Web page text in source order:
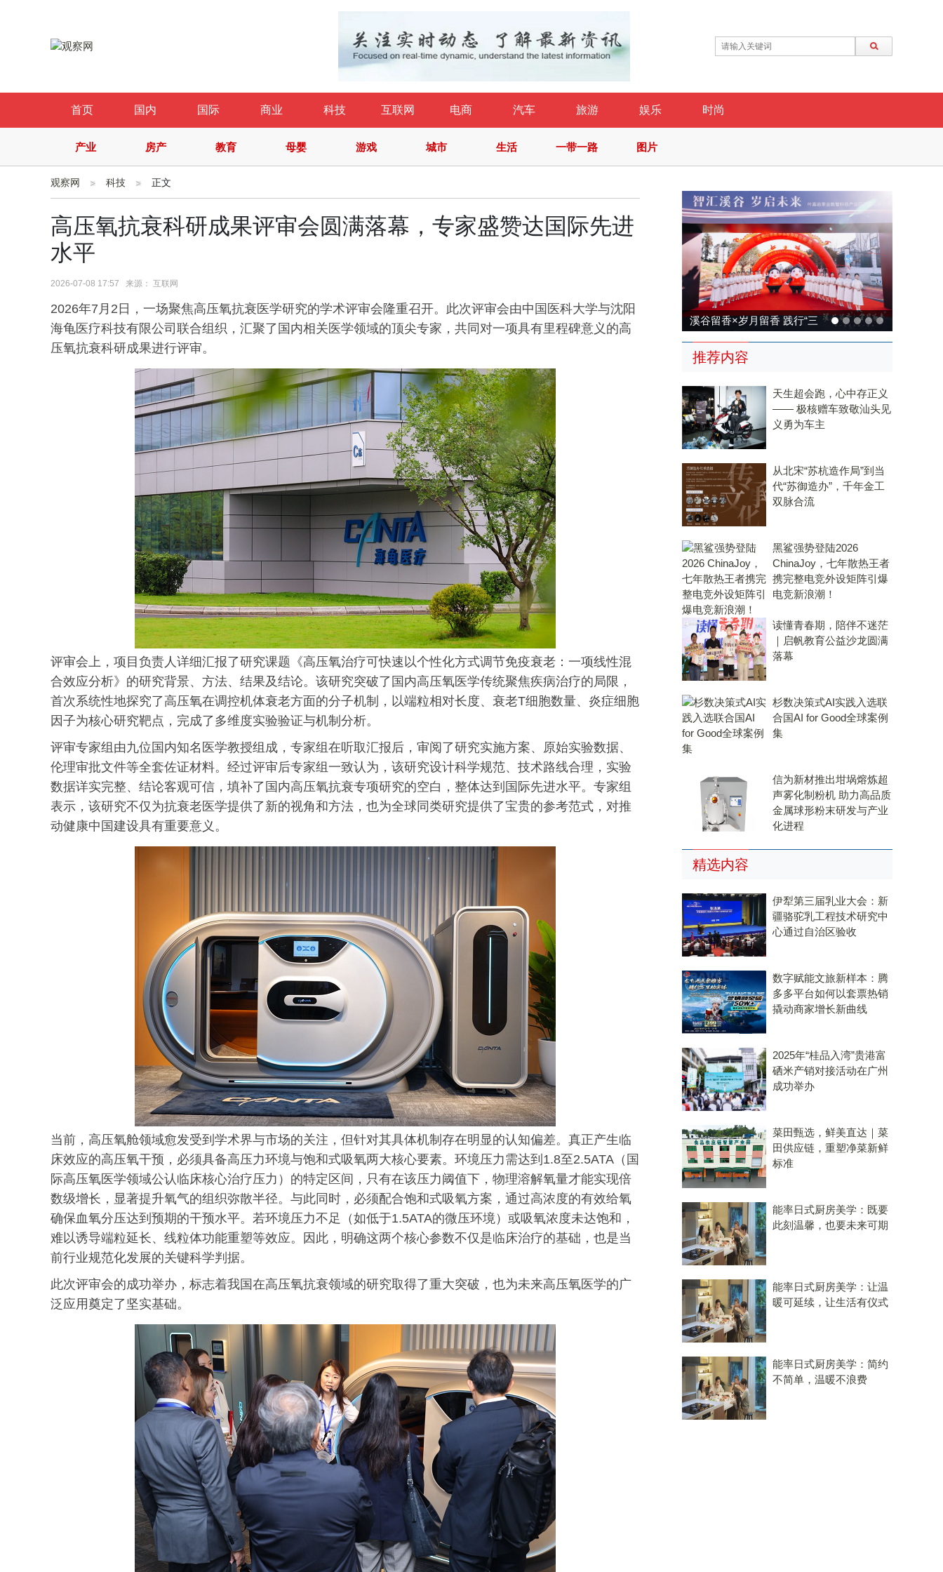
首页 国内 国际 商业 科技 互联网 电商 汽车 旅游 娱乐 时尚
产业 房产 教育 母婴 游戏 城市 生活 一带一路 图片
观察网 科技 正文
高压氧抗衰科研成果评审会圆满落幕，专家盛赞达国际先进
水平
2026-07-08 17:57 来源： 互联网
2026年7月2日，一场聚焦高压氧抗衰医学研究的学术评审会隆重召开。此次评审会由中国医科大学与沈阳
海龟医疗科技有限公司联合组织，汇聚了国内相关医学领域的顶尖专家，共同对一项具有里程碑意义的高
压氧抗衰科研成果进行评审。
评审会上，项目负责人详细汇报了研究课题《高压氧治疗可快速以个性化方式调节免疫衰老：一项线性混
合效应分析》的研究背景、方法、结果及结论。该研究突破了国内高压氧医学传统聚焦疾病治疗的局限，
首次系统性地探究了高压氧在调控机体衰老方面的分子机制，以端粒相对长度、衰老T细胞数量、炎症细胞
因子为核心研究靶点，完成了多维度实验验证与机制分析。
评审专家组由九位国内知名医学教授组成，专家组在听取汇报后，审阅了研究实施方案、原始实验数据、
伦理审批文件等全套佐证材料。经过评审后专家组一致认为，该研究设计科学规范、技术路线合理，实验
数据详实完整、结论客观可信，填补了国内高压氧抗衰专项研究的空白，整体达到国际先进水平。专家组
表示，该研究不仅为抗衰老医学提供了新的视角和方法，也为全球同类研究提供了宝贵的参考范式，对推
动健康中国建设具有重要意义。
当前，高压氧舱领域愈发受到学术界与市场的关注，但针对其具体机制存在明显的认知偏差。真正产生临
床效应的高压氧干预，必须具备高压力环境与饱和式吸氧两大核心要素。环境压力需达到1.8至2.5ATA（国
际高压氧医学领域公认临床核心治疗压力）的特定区间，只有在该压力阈值下，物理溶解氧量才能实现倍
数级增长，显著提升氧气的组织弥散半径。与此同时，必须配合饱和式吸氧方案，通过高浓度的有效给氧
确保血氧分压达到预期的干预水平。若环境压力不足（如低于1.5ATA的微压环境）或吸氧浓度未达饱和，
难以诱导端粒延长、线粒体功能重塑等效应。因此，明确这两个核心参数不仅是临床治疗的基础，也是当
前行业规范化发展的关键科学判据。
此次评审会的成功举办，标志着我国在高压氧抗衰领域的研究取得了重大突破，也为未来高压氧医学的广
泛应用奠定了坚实基础。
溪谷留香×岁月留香 践行“三
溪谷留香×岁月留香 践行“三
茶统筹”，传承传统，科技兴
推荐内容
天生超会跑，心中存正义
—— 极核赠车致敬汕头见
义勇为车主
从北宋“苏杭造作局”到当
代“苏御造办”，千年金工
双脉合流
黑鲨强势登陆2026
ChinaJoy，七年散热王者
携完整电竞外设矩阵引爆
电竞新浪潮！
读懂青春期，陪伴不迷茫
｜启帆教育公益沙龙圆满
落幕
杉数决策式AI实践入选联
合国AI for Good全球案例
集
信为新材推出坩埚熔炼超
声雾化制粉机 助力高品质
金属球形粉末研发与产业
化进程
精选内容
伊犁第三届乳业大会：新
疆骆驼乳工程技术研究中
心通过自治区验收
数字赋能文旅新样本：腾
多多平台如何以套票热销
撬动商家增长新曲线
2025年“桂品入湾”贵港富
硒米产销对接活动在广州
成功举办
菜田甄选，鲜美直达｜菜
田供应链，重塑净菜新鲜
标准
能率日式厨房美学：既要
此刻温馨，也要未来可期
能率日式厨房美学：让温
暖可延续，让生活有仪式
能率日式厨房美学：简约
不简单，温暖不浪费